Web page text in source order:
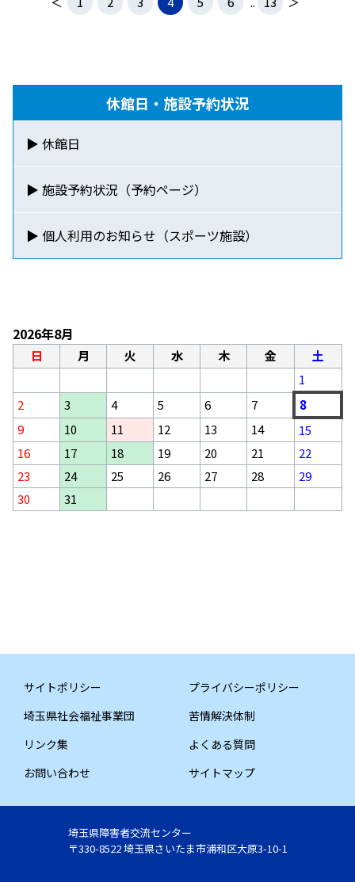
休館日・施設予約状況
▶ 休館日
▶ 施設予約状況（予約ページ）
▶ 個人利用のお知らせ （スポーツ施設）
2026年8月
日 月 火 水 木 金
土
1
2
3 4 5 6 7
8
9
10 11 12 13 14
15
16
17 18 19 20 21
22
23
24 25 26 27 28
29
30
31
サイトポリシー
プライバシーポリシー
埼玉県社会福祉事業団
苦情解決体制
リンク集
よくある質問
お問い合わせ
サイトマップ
埼玉県障害者交流センター
〒330-8522 埼玉県さいたま市浦和区大原3-10-1